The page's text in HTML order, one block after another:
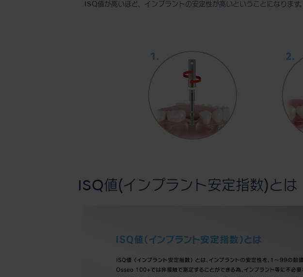
ISQ値が高いほど、インプラントの安定性が高いということになります。
ISQ値(インプラント安定指数)とは